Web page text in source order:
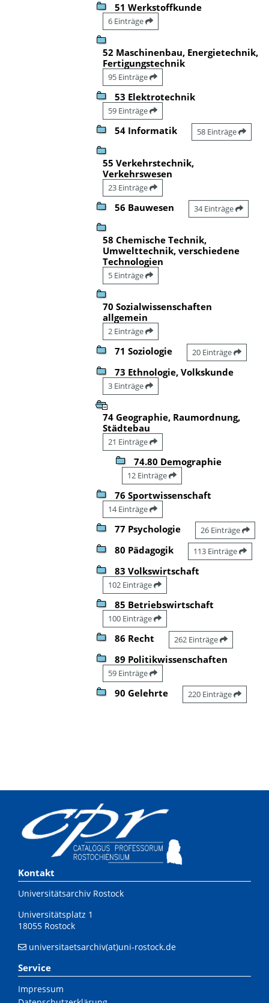
51 Werkstoffkunde
6 Einträge
52 Maschinenbau, Energietechnik,
Fertigungstechnik
95 Einträge
53 Elektrotechnik
59 Einträge
54 Informatik 58 Einträge
55 Verkehrstechnik,
Verkehrswesen
23 Einträge
56 Bauwesen 34 Einträge
58 Chemische Technik,
Umwelttechnik, verschiedene
Technologien
5 Einträge
70 Sozialwissenschaften
allgemein
2 Einträge
71 Soziologie 20 Einträge
73 Ethnologie, Volkskunde
3 Einträge
74 Geographie, Raumordnung,
Städtebau
21 Einträge
74.80 Demographie
12 Einträge
76 Sportwissenschaft
14 Einträge
77 Psychologie 26 Einträge
80 Pädagogik 113 Einträge
83 Volkswirtschaft
102 Einträge
85 Betriebswirtschaft
100 Einträge
86 Recht 262 Einträge
89 Politikwissenschaften
59 Einträge
90 Gelehrte 220 Einträge
Kontakt
Universitätsarchiv Rostock
Universitätsplatz 1
18055 Rostock
universitaetsarchiv(at)uni-rostock.de
Service
Impressum